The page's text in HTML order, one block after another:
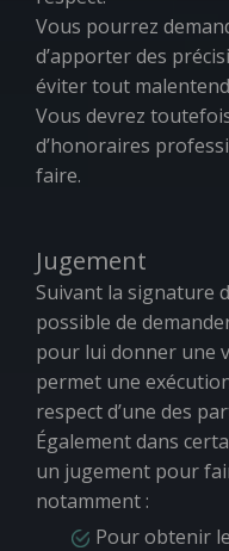
Vous pourrez
d’apporter des
éviter tout
Vous devrez
d’honoraires
faire.
Jugement
Suivant la signature
possible de
pour lui donner une
permet une
respect d’une des
Également dans
un jugement pour
notamment :
Pour obtenir